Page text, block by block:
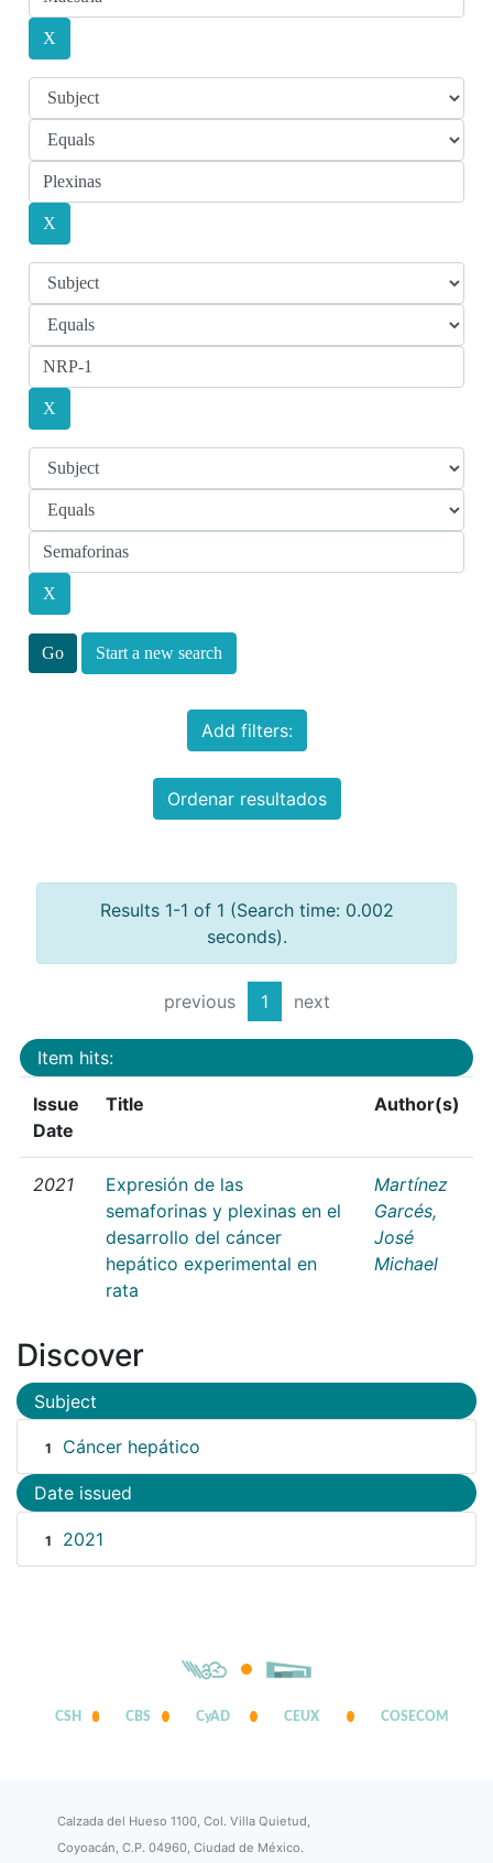
Start a new search
Add filters:
Ordenar resultados
Results 1-1 of 1 (Search time: 0.002
seconds).
previous 1 next
Item hits:
Issue
Date
Title Author(s)
2021
Expresión de las
semaforinas y plexinas en el
desarrollo del cáncer
hepático experimental en
rata
Martínez
Garcés,
José
Michael
Discover
Subject
1 Cáncer hepático
Date issued
1 2021
CSH CBS CyAD CEUX COSECOM
Calzada del Hueso 1100, Col. Villa Quietud,
Coyoacán, C.P. 04960, Ciudad de México.